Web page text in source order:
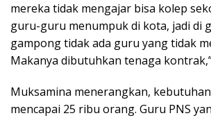
mereka tidak mengajar bisa kolep
guru-guru menumpuk di kota, jadi di
gampong tidak ada guru yang tidak
Makanya dibutuhkan tenaga
Muksamina menerangkan,
mencapai 25 ribu orang. Guru PNS